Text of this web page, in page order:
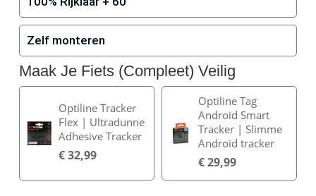
Zelf monteren
Maak Je Fiets (Compleet) Veilig
Optiline Tracker
Flex | Ultradunne
Adhesive Tracker
€32,99
Optiline Tag
Android Smart
Tracker | Slimme
Android tracker
€29,99